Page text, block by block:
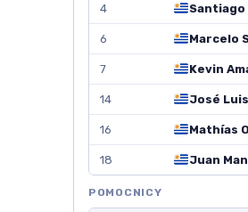
4 Santiago
6 Marcelo
7 Kevin
14 José
16 Mathías
18 Juan
POMOCNICY